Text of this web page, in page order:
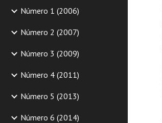
Número 1 (2006)
Número 2 (2007)
Número 3 (2009)
Número 4 (2011)
Número 5 (2013)
Número 6 (2014)